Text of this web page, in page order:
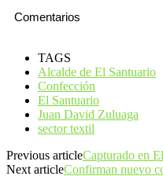
Comentarios
TAGS
Alcalde de El Santuario
Confección
El Santuario
Juan David Zuluaga
sector textil
Previous articleCapturado en
Next articleConfirman nuevo